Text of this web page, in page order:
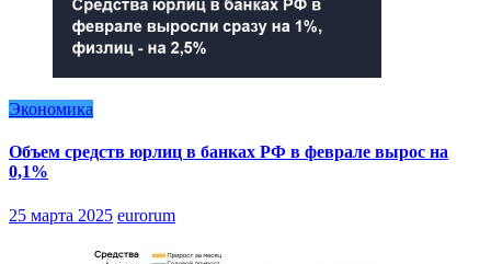
Экономика
Объем средств юрлиц в банках РФ в феврале вырос на
0,1%
25 марта 2025 eurorum